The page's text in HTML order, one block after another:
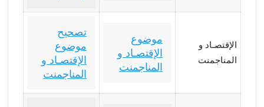
الإقتصـاد و
المناجمنت
موضوع
الإقتصـاد و
المناجمنت
تصحيح
موضوع
الإقتصـاد و
المناجمنت